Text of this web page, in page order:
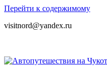
Перейти к содержимому
visitnord@yandex.ru